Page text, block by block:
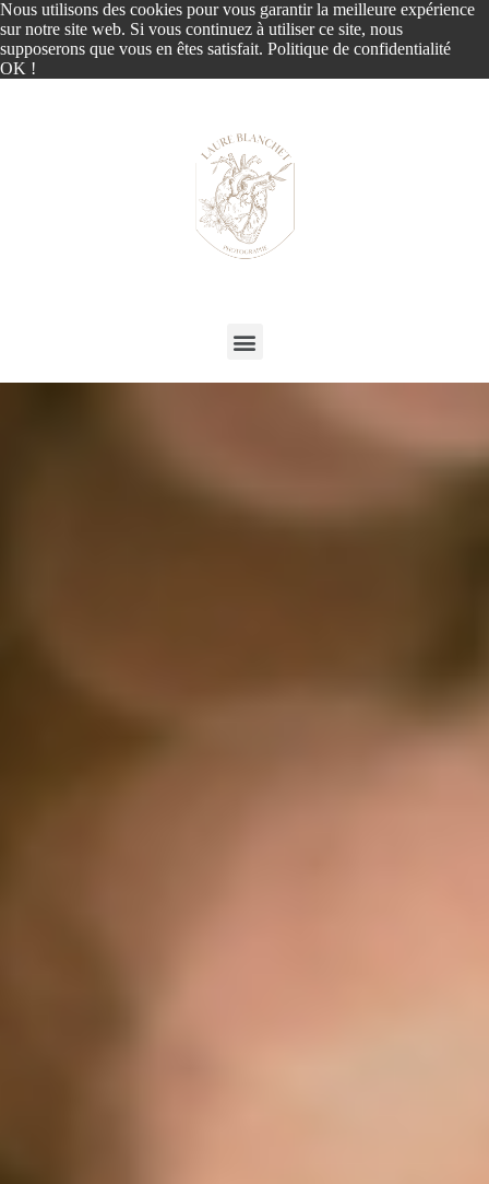
Nous utilisons des cookies pour vous garantir la meilleure expérience
sur notre site web. Si vous continuez à utiliser ce site, nous
supposerons que vous en êtes satisfait. Politique de confidentialité
OK !